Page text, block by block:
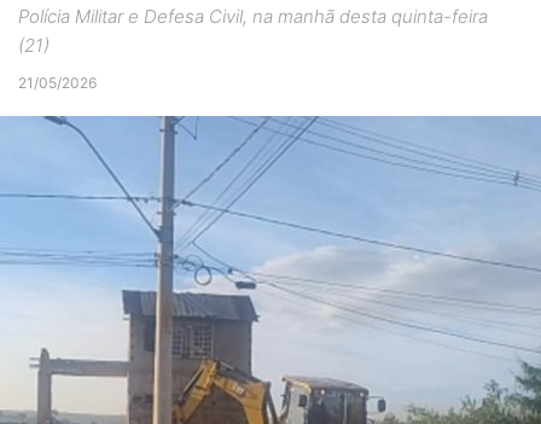
Polícia Militar e Defesa Civil, na manhã desta quinta-feira
(21)
21/05/2026